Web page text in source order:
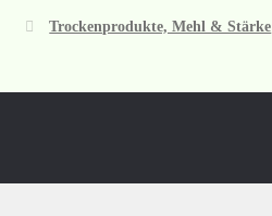
Trockenprodukte, Mehl & Stärke